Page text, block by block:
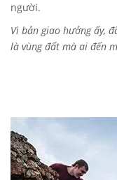
người.
Vì bản giao hưởng ấy,
là vùng đất mà ai đến